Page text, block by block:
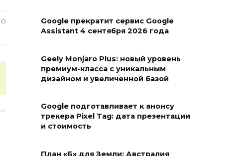
Google прекратит сервис Google
Assistant 4 сентября 2026 года
Geely Monjaro Plus: новый уровень
премиум-класса с уникальным
дизайном и увеличенной базой
Google подготавливает к анонсу
трекера Pixel Tag: дата презентации
и стоимость